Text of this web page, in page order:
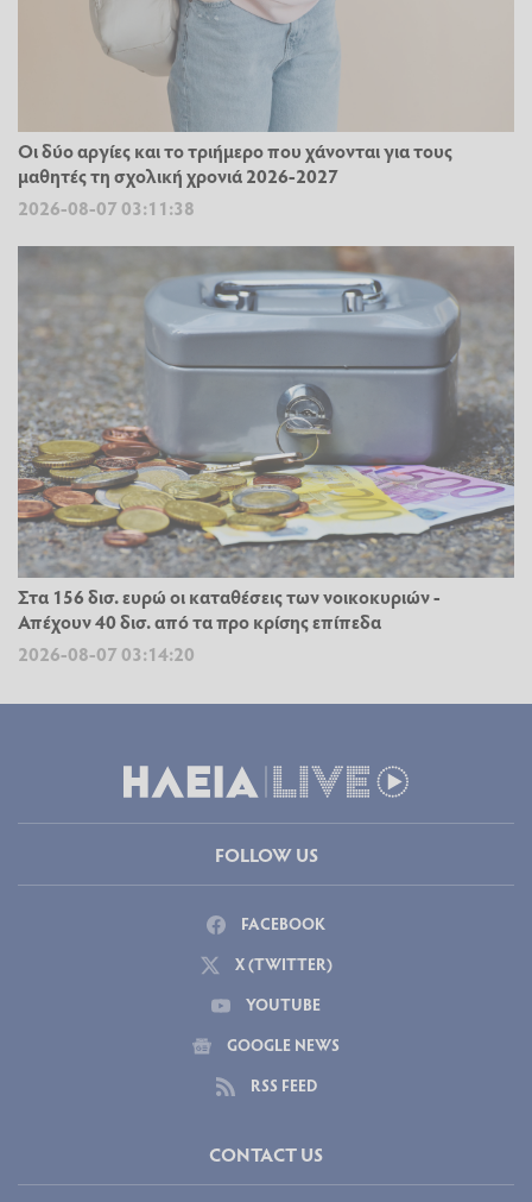
Οι δύο αργίες και το τριήμερο που χάνονται για τους
μαθητές τη σχολική χρονιά 2026-2027
2026-08-07 03:11:38
Στα 156 δισ. ευρώ οι καταθέσεις των νοικοκυριών -
Απέχουν 40 δισ. από τα προ κρίσης επίπεδα
2026-08-07 03:14:20
FOLLOW US
FACEBOOK
X (TWITTER)
YOUTUBE
GOOGLE NEWS
RSS FEED
CONTACT US